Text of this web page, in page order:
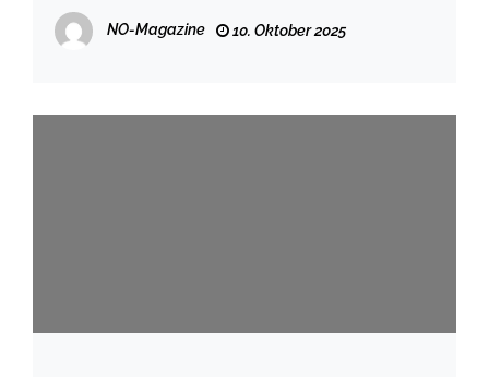
und Bevölkerungsschutz
NO-Magazine 10. Oktober 2025